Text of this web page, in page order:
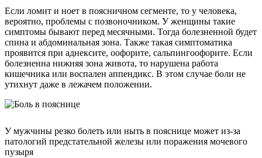
Если ломит и ноет в поясничном сегменте, то у человека,
вероятно, проблемы с позвоночником. У женщины такие
симптомы бывают перед месячными. Тогда болезненной будет
спина и абдоминальная зона. Также такая симптоматика
проявится при аднексите, оофорите, сальпингоофорите. Если
болезненна нижняя зона живота, то нарушена работа
кишечника или воспален аппендикс. В этом случае боли не
утихнут даже в лежачем положении.
У мужчины резко болеть или ныть в пояснице может из-за
патологий предстательной железы или поражения мочевого
пузыря